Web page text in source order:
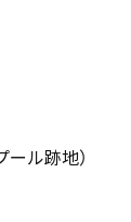
ル跡地）